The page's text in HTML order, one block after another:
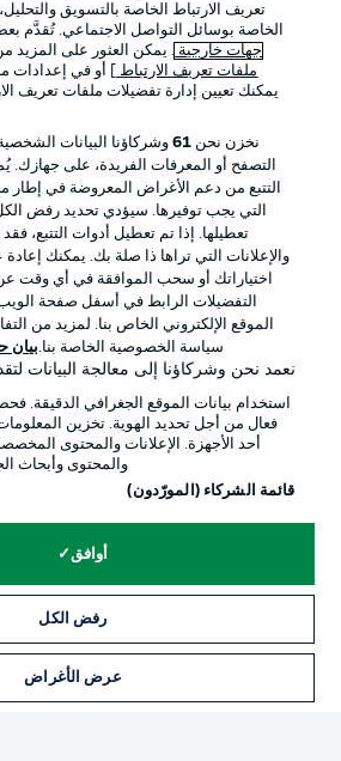
as it's meant to be
تطبيق الدوري الألماني
Official Partners
الإخطارات
شروط الاستخدام الوظائف
تواصل معنا
تعريف الارتباط الخاصة بالتسويق
الخاصة بوسائل التواصل الاجتماعي. تُقدَّم
جهات خارجية . يمكن العثور على المزيد
ملفات تعريف الارتباط
] أو في إعدادات
يمكنك تعيين إدارة تفضيلات ملفات تعريف
نخزن نحن 61وشركاؤنا البيانات
التصفح أو المعرفات الفريدة، على جهازك.
التتبع من دعم الأغراض المعروضة في إطار
التي يجب توفيرها. سيؤدي تحديد رفض
تعطيلها. إذا تم تعطيل أدوات التتبع،
والإعلانات التي تراها ذا صلة بك. يمكنك
اختياراتك أو سحب الموافقة في أي وقت
التفضيلات الرابط في أسفل صفحة
الموقع الإلكتروني الخاص بنا. لمزيد من
سياسة الخصوصية الخاصة بنا.بيان
نعمد نحن وشركاؤنا إلى معالجة البيانات
استخدام بيانات الموقع الجغرافي
فعال من أجل تحديد الهوية. تخزين
أحد الأجهزة. الإعلانات والمحتوى
والمحتوى وأبحاث
قائمة الشركاء (المورّدون)
أوافق
رفض الكل
عرض الأغراض